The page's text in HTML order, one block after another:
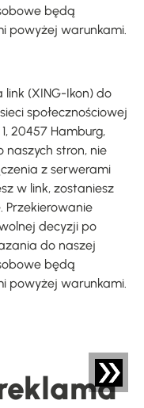
będą
powyżej warunkami.
(XING-Ikon) do
społecznościowej
20457 Hamburg,
naszych stron, nie
z serwerami
w link, zostaniesz
Przekierowanie
decyzji po
do naszej
będą
powyżej warunkami.